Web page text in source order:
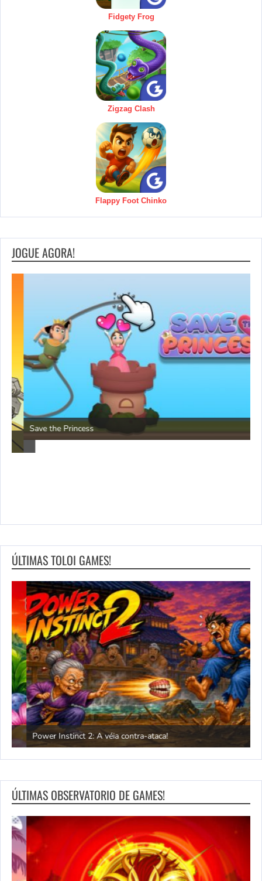
Fidgety Frog
Zigzag Clash
Flappy Foot Chinko
JOGUE AGORA!
Save the Princess
ÚLTIMAS TOLOI GAMES!
Power Instinct 2: A véia contra-ataca!
ÚLTIMAS OBSERVATORIO DE GAMES!